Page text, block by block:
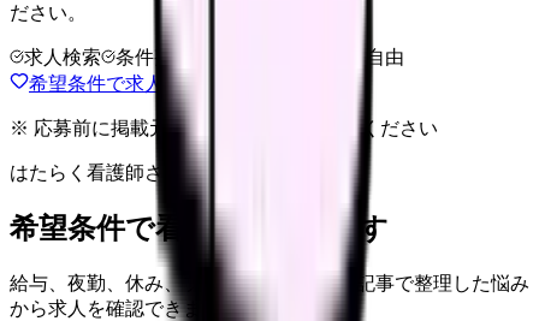
ださい。
求人検索 条件整理
退会自由
希望条件で求人を探す
※ 応募前に掲載元の最新情報を確認してください
はたらく看護師さん 求人
希望条件で看護師求人を探す
給与、夜勤、休み、ブランクなど、この記事で整理した悩み
から求人を確認できます。